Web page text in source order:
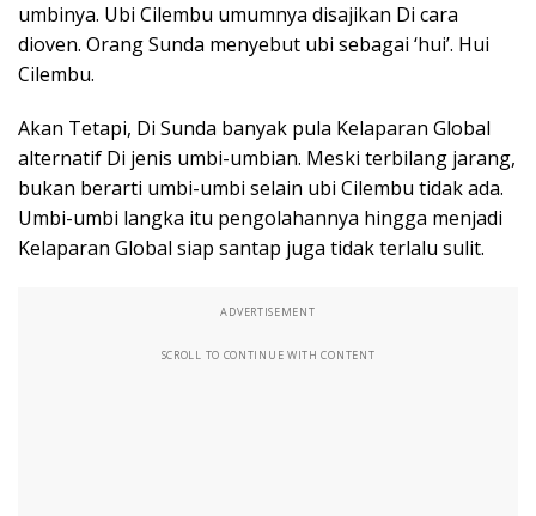
umbinya. Ubi Cilembu umumnya disajikan Di cara
dioven. Orang Sunda menyebut ubi sebagai ‘hui’. Hui
Cilembu.
Akan Tetapi, Di Sunda banyak pula Kelaparan Global
alternatif Di jenis umbi-umbian. Meski terbilang jarang,
bukan berarti umbi-umbi selain ubi Cilembu tidak ada.
Umbi-umbi langka itu pengolahannya hingga menjadi
Kelaparan Global siap santap juga tidak terlalu sulit.
ADVERTISEMENT
SCROLL TO CONTINUE WITH CONTENT